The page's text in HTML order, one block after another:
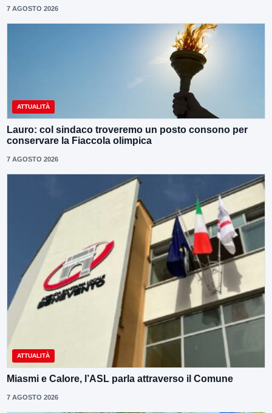
7 AGOSTO 2026
ATTUALITÀ
Lauro: col sindaco troveremo un posto consono per
conservare la Fiaccola olimpica
7 AGOSTO 2026
ATTUALITÀ
Miasmi e Calore, l’ASL parla attraverso il Comune
7 AGOSTO 2026